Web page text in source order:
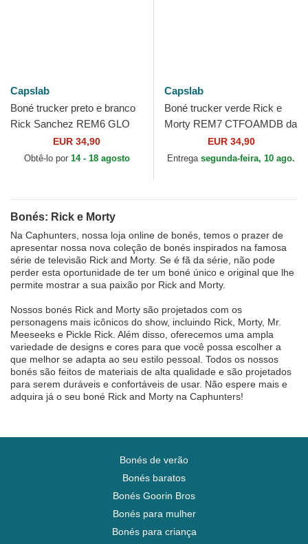
Capslab
Boné trucker preto e branco
Rick Sanchez REM6 GLO
Rick e Morty da Capslab
EUR 34,90
Obtê-lo por 14 - 18 agosto
Capslab
Boné trucker verde Rick e
Morty REM7 CTFOAMDB da
EUR 34,90
Entrega segunda-feira, 10 ago.
Bonés: Rick e Morty
Na Caphunters, nossa loja online de bonés, temos o prazer de
apresentar nossa nova coleção de bonés inspirados na famosa
série de televisão Rick and Morty. Se é fã da série, não pode
perder esta oportunidade de ter um boné único e original que lhe
permite mostrar a sua paixão por Rick and Morty.
Nossos bonés Rick and Morty são projetados com os
personagens mais icônicos do show, incluindo Rick, Morty, Mr.
Meeseeks e Pickle Rick. Além disso, oferecemos uma ampla
variedade de designs e cores para que você possa escolher a
que melhor se adapta ao seu estilo pessoal. Todos os nossos
bonés são feitos de materiais de alta qualidade e são projetados
para serem duráveis e confortáveis de usar. Não espere mais e
adquira já o seu boné Rick and Morty na Caphunters!
Bonés de verão
Bonés baratos
Bonés Goorin Bros
Bonés para mulher
Bonés para criança